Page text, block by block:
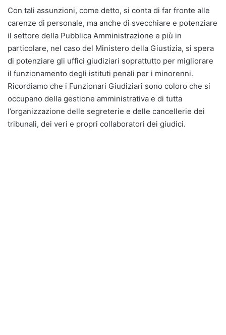
Con tali assunzioni, come detto, si conta di far fronte alle
carenze di personale, ma anche di svecchiare e potenziare
il settore della Pubblica Amministrazione e più in
particolare, nel caso del Ministero della Giustizia, si spera
di potenziare gli uffici giudiziari soprattutto per migliorare
il funzionamento degli istituti penali per i minorenni.
Ricordiamo che i Funzionari Giudiziari sono coloro che si
occupano della gestione amministrativa e di tutta
l’organizzazione delle segreterie e delle cancellerie dei
tribunali, dei veri e propri collaboratori dei giudici.